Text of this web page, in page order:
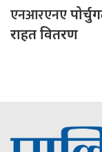
एनआरएनए
राहत वितरण